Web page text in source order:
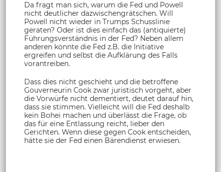
Da fragt man sich, warum die Fed und Powell
nicht deutlicher dazwischengrätschen. Will
Powell nicht wieder in Trumps Schusslinie
geraten? Oder ist dies einfach das (antiquierte)
Führungsverständnis in der Fed? Neben allem
anderen könnte die Fed z.B. die Initiative
ergreifen und selbst die Aufklärung des Falls
vorantreiben.
Dass dies nicht geschieht und die betroffene
Gouverneurin Cook zwar juristisch vorgeht, aber
die Vorwürfe nicht dementiert, deutet darauf hin,
dass sie stimmen. Vielleicht will die Fed deshalb
kein Bohei machen und überlässt die Frage, ob
das für eine Entlassung reicht, lieber den
Gerichten. Wenn diese gegen Cook entscheiden,
hätte sie der Fed einen Bärendienst erwiesen.